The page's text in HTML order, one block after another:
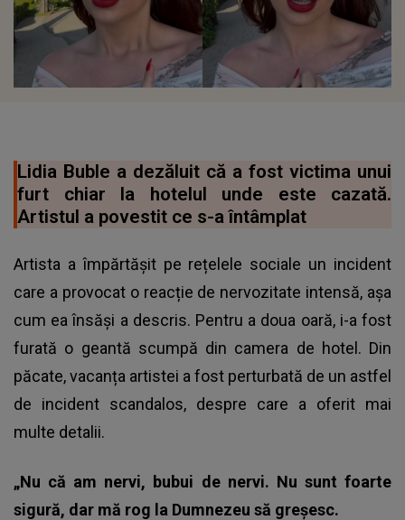
Lidia Buble a dezăluit că a fost victima unui
furt chiar la hotelul unde este cazată.
Artistul a povestit ce s-a întâmplat
Artista a împărtășit pe rețelele sociale un incident
care a provocat o reacție de nervozitate intensă, așa
cum ea însăși a descris. Pentru a doua oară, i-a fost
furată o geantă scumpă din camera de hotel. Din
păcate, vacanța artistei a fost perturbată de un astfel
de incident scandalos, despre care a oferit mai
multe detalii.
„Nu că am nervi, bubui de nervi. Nu sunt foarte
sigură, dar mă rog la Dumnezeu să greșesc.